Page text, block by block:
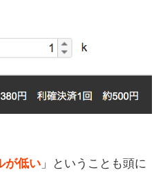
が低い 」ということも頭に